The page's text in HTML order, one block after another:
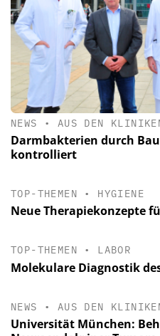
NEWS • AUS DEN
Darmbakterien durch
kontrolliert
TOP-THEMEN • HYGIENE
Neue Therapiekonzepte
TOP-THEMEN • LABOR
Molekulare Diagnostik
NEWS • AUS DEN
Universität München: